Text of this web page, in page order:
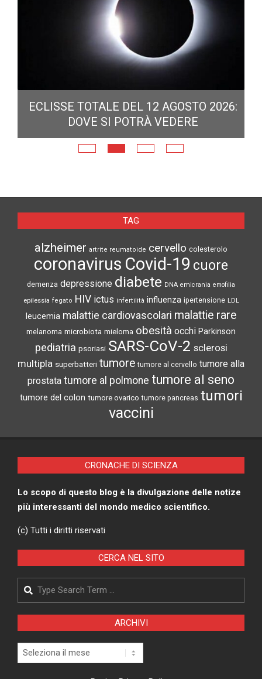
ECLISSE TOTALE DEL 12 AGOSTO 2026:
DOVE SI POTRÀ VEDERE
TAG
alzheimer artrite reumatoide cervello colesterolo
coronavirus Covid-19 cuore
demenza depressione diabete DNA emicrania emofilia
epilessia fegato HIV ictus infertilità influenza ipertensione LDL
leucemia malattie cardiovascolari malattie rare
melanoma microbiota mieloma obesità occhi Parkinson
pediatria psoriasi SARS-CoV-2 sclerosi
multipla superbatteri tumore tumore al cervello tumore alla
prostata tumore al polmone tumore al seno
tumore del colon tumore ovarico tumore pancreas tumori
vaccini
CRONACHE DI SCIENZA
Lo scopo di questo blog è la divulgazione delle notize
più interessanti del mondo medico scientifico.
(c) Tutti i diritti riservati
CERCA NEL SITO
Search
ARCHIVI
Archivi